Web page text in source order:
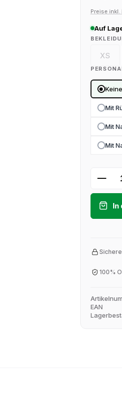
Preise inkl.
Auf
XS
Mit
Mit
Mit
In
100%
EAN